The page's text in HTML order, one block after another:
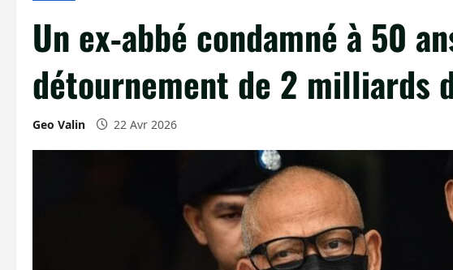
Un ex‑abbé condamné à 50
détournement de 2 milliards
Geo Valin 22 Avr 2026